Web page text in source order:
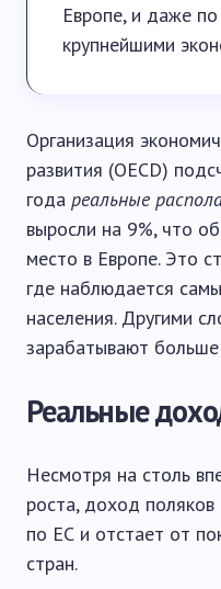
Европе, и даже
крупнейшими
Организация
развития (OECD)
года реальные
выросли на 9%, что
место в Европе. Это
где наблюдается
населения. Другими
зарабатывают
Реальные
Несмотря на столь
роста, доход
по ЕС и отстает от
стран.